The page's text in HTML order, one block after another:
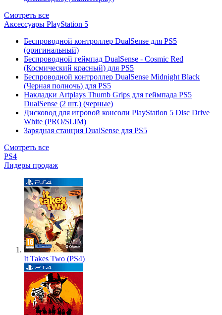
Смотреть все
Аксессуары PlayStation 5
Беспроводной контроллер DualSense для PS5
(оригинальный)
Беспроводной геймпад DualSense - Cosmic Red
(Космический красный) для PS5
Беспроводной контроллер DualSense Midnight Black
(Черная полночь) для PS5
Накладки Artplays Thumb Grips для геймпада PS5
DualSense (2 шт.) (черные)
Дисковод для игровой консоли PlayStation 5 Disc Drive
White (PRO/SLIM)
Зарядная станция DualSense для PS5
Смотреть все
PS4
Лидеры продаж
It Takes Two (PS4)